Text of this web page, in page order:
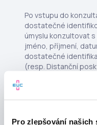
Pro zlepšování našich
Po vstupu do
dostatečné
úmyslu konzultovat
jméno, příjmení,
dostatečné
(resp. Distanční
Dítě, jehož
vidět a s ohledem